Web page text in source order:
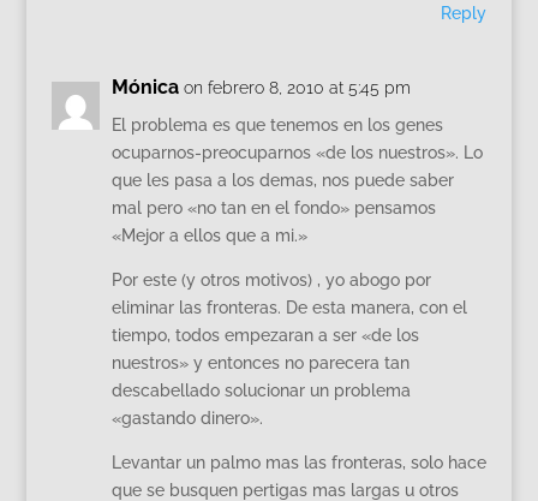
Reply
Mónica on febrero 8, 2010 at 5:45 pm
El problema es que tenemos en los genes
ocuparnos-preocuparnos «de los nuestros». Lo
que les pasa a los demas, nos puede saber
mal pero «no tan en el fondo» pensamos
«Mejor a ellos que a mi.»
Por este (y otros motivos) , yo abogo por
eliminar las fronteras. De esta manera, con el
tiempo, todos empezaran a ser «de los
nuestros» y entonces no parecera tan
descabellado solucionar un problema
«gastando dinero».
Levantar un palmo mas las fronteras, solo hace
que se busquen pertigas mas largas u otros